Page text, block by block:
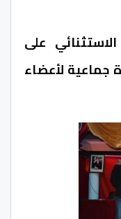
على
جماعية لأعضاء